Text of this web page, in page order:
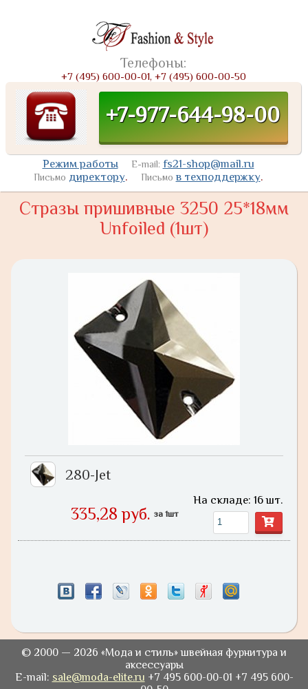
Телефоны:
+7 (495) 600-00-01, +7 (495) 600-00-50
+7-977-644-98-00
Режим работы E-mail: fs21-shop@mail.ru
Письмо директору. Письмо в техподдержку.
Стразы пришивные 3250 25*18мм
Unfoiled (1шт)
280-Jet
335,28 руб. за 1шт
На складе: 16 шт.
© 2000 — 2026 «Мода и стиль» швейная фурнитура и
аксессуары
E-mail: sale@moda-elite.ru +7 495 600-00-01 +7 495 600-